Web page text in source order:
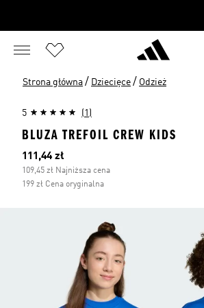
Strona główna / Dziecięce / Odzież
5 (1)
BLUZA TREFOIL CREW KIDS
Bieżąca cena
111,44 zł
109,45 zł Najniższa cena
199 zł Cena oryginalna